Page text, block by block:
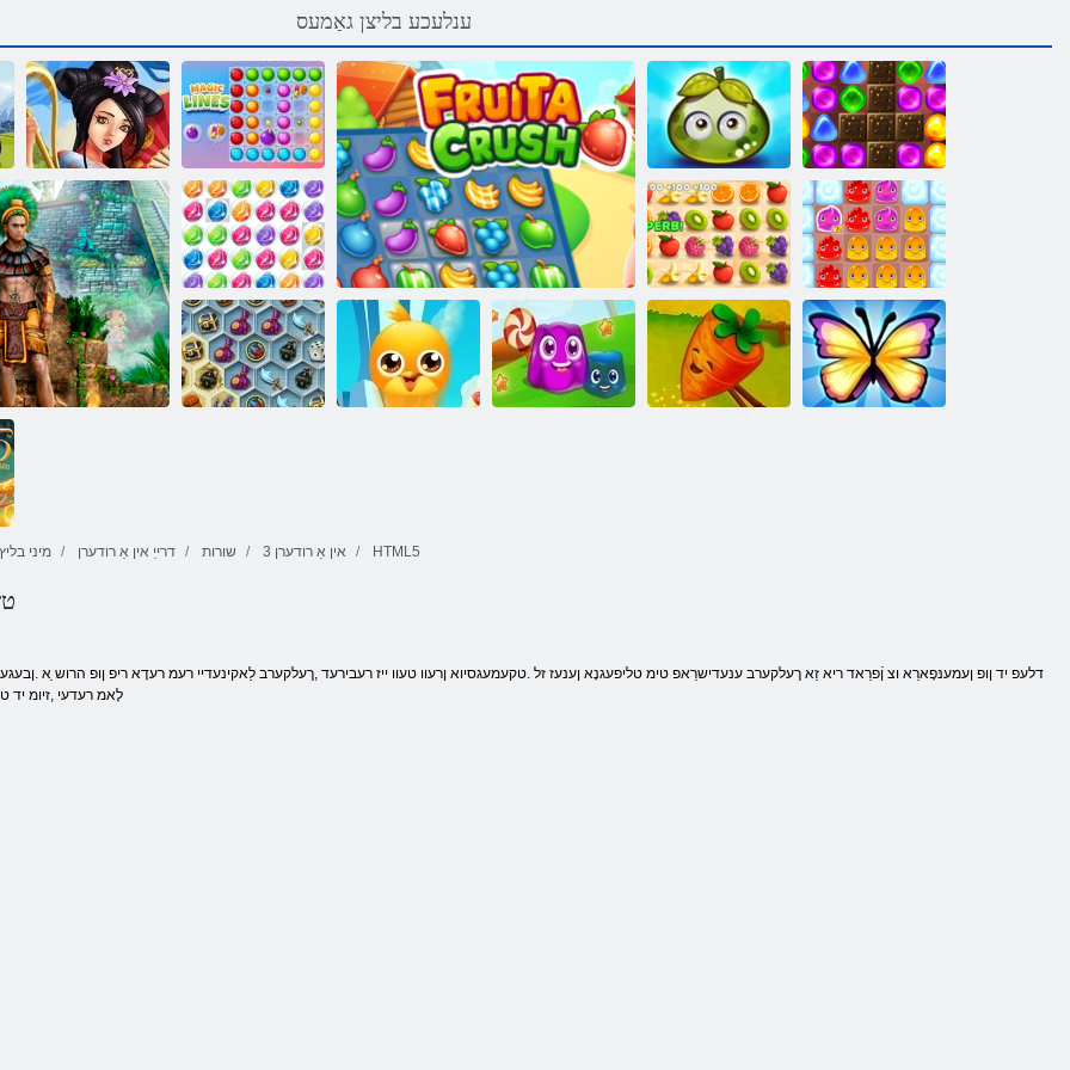
ענלעכע בליצן גאַמעס
אוצרות פון אזיע סעניל קיגַאמ
פּאַסירונג זאַפטיק
בעריז
2 עדָאסיּפע
:דנַאלידנַאק וצ
קירוצ
2 ַאמוזעטנָאמ
3 סעלבבוב
טנַאילירב
ךָאל יסושזד 2 ץרא גנידוּפ
מיני דרייַ אין אַ רודערן שורות 3 אין אַ רודערן HTML5
לָאמ רעדעי ,זיומ יד